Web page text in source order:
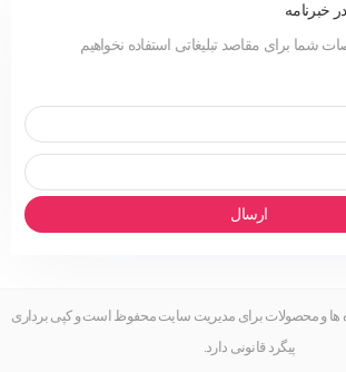
خبرنامه
شما برای مقاصد تبلیغاتی استفاده نخواهیم
ارسال
ها و محصولات برای مدیریت سایت محفوظ است و کپی برداری
پیگرد قانونی دارد.